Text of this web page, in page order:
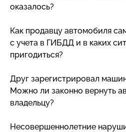
оказалось?
Как продавцу автомобиля
с учета в ГИБДД и в каких
пригодиться?
Друг зарегистрировал
Можно ли законно вернуть
владельцу?
Несовершеннолетние